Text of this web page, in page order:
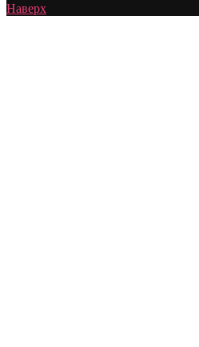
Наверх